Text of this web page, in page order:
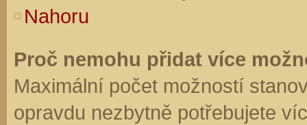
Nahoru
Proč nemohu přidat více
Maximální počet možností
opravdu nezbytně potřebujete